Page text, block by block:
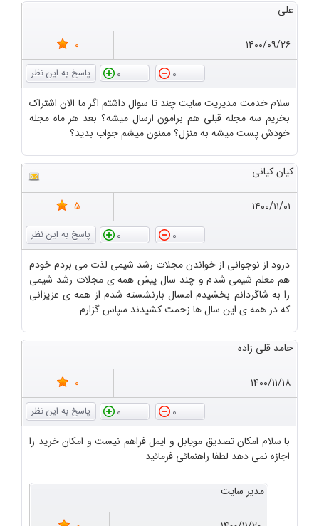
علی
۱۴۰۰/۰۹/۲۶
0
0
0
سلام خدمت مدیریت سایت چند تا سوال داشتم اگر ما الان اشتراک
بخریم سه مجله قبلی هم برامون ارسال میشه؟ بعد هر ماه مجله
خودش پست میشه به منزل؟ ممنون میشم جواب بدید؟
کیان کیانی
۱۴۰۰/۱۱/۰۱
5
0
0
درود از نوجوانی از خواندن مجلات رشد شیمی لذت می بردم خودم
هم معلم شیمی شدم و چند سال پیش همه ی مجلات رشد شیمی
را به شاگردانم بخشیدم امسال بازنشسته شدم از همه ی عزیزانی
که در همه ی این سال ها زحمت کشیدند سپاس گزارم
حامد قلی زاده
۱۴۰۰/۱۱/۱۸
0
0
0
با سلام امکان تصدیق مویابل و ایمل فراهم نیست و امکان خرید را
اجازه نمی دهد لطفا راهنمائی فرمائید
مدیر سایت